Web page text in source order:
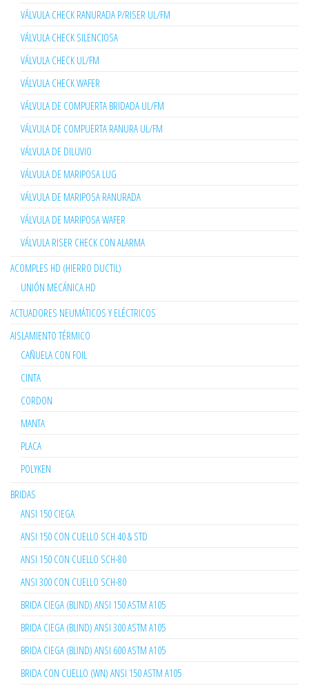
VÁLVULA CHECK RANURADA P/RISER UL/FM
VÁLVULA CHECK SILENCIOSA
VÁLVULA CHECK UL/FM
VÁLVULA CHECK WAFER
VÁLVULA DE COMPUERTA BRIDADA UL/FM
VÁLVULA DE COMPUERTA RANURA UL/FM
VÁLVULA DE DILUVIO
VÁLVULA DE MARIPOSA LUG
VÁLVULA DE MARIPOSA RANURADA
VÁLVULA DE MARIPOSA WAFER
VÁLVULA RISER CHECK CON ALARMA
ACOMPLES HD (HIERRO DUCTIL)
UNIÓN MECÁNICA HD
ACTUADORES NEUMÁTICOS Y ELÉCTRICOS
AISLAMIENTO TÉRMICO
CAÑUELA CON FOIL
CINTA
CORDON
MANTA
PLACA
POLYKEN
BRIDAS
ANSI 150 CIEGA
ANSI 150 CON CUELLO SCH 40 & STD
ANSI 150 CON CUELLO SCH-80
ANSI 300 CON CUELLO SCH-80
BRIDA CIEGA (BLIND) ANSI 150 ASTM A105
BRIDA CIEGA (BLIND) ANSI 300 ASTM A105
BRIDA CIEGA (BLIND) ANSI 600 ASTM A105
BRIDA CON CUELLO (WN) ANSI 150 ASTM A105